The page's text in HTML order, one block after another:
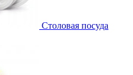
Столовая посуда